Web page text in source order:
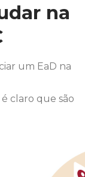
na
um EaD na
é claro que são